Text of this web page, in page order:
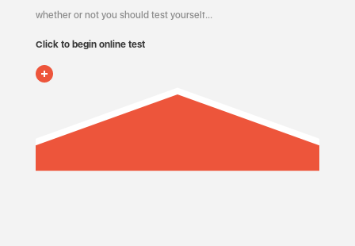
whether or not you should test yourself…
Click to begin online test